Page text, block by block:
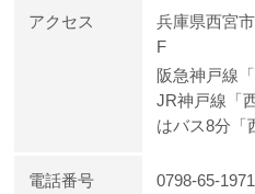
アクセス
兵庫県西宮
F
阪急神戸線
JR神戸線「
はバス8分「
電話番号 0798-65-1971